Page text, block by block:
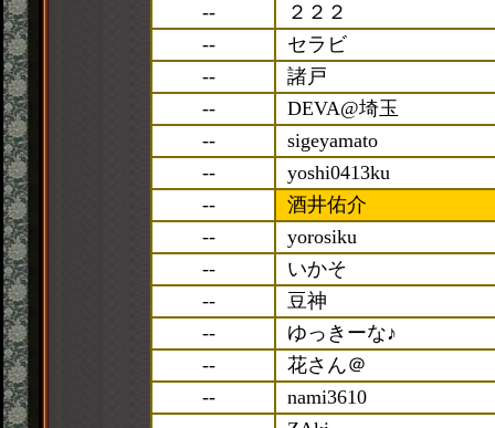
--
２２２
--
セラビ
--
諸戸
--
DEVA@埼玉
--
sigeyamato
--
yoshi0413ku
--
酒井佑介
--
yorosiku
--
いかそ
--
豆神
--
ゆっきーな♪
--
花さん＠
--
nami3610